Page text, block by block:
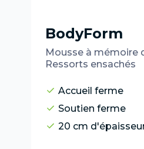
BodyForm
Mousse à mémoire
Ressorts ensachés
Accueil ferme
Soutien ferme
20 cm